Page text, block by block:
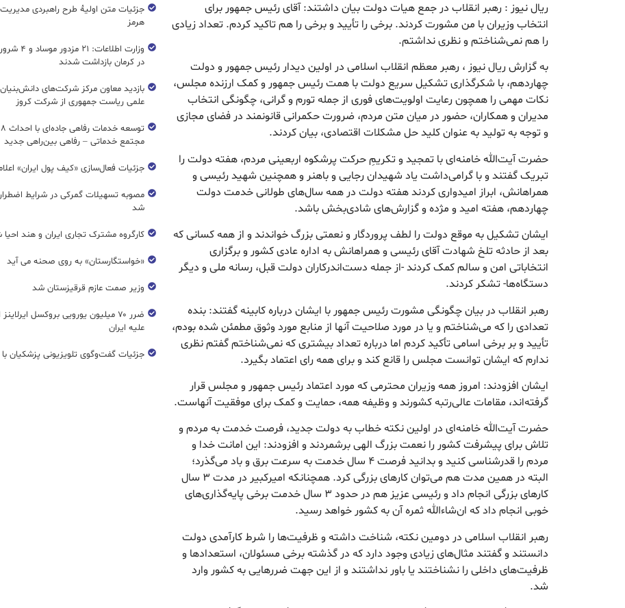
ریال نیوز : رهبر انقلاب در جمع هیات دولت بیان داشتند: آقای رئیس جمهور برای
انتخاب وزیران با من مشورت کردند. برخی را تأیید و برخی را هم تاکید کردم. تعداد زیادی
را هم نمی‌شناختم و نظری نداشتم.
به گزارش ریال نیوز ، رهبر معظم انقلاب اسلامی در اولین دیدار رئیس جمهور و دولت
چهاردهم، با شکرگذاری تشکیل سریع دولت با همت رئیس جمهور و کمک ارزنده مجلس،
نکات مهمی را همچون رعایت اولویت‌های فوری از جمله تورم و گرانی، چگونگی انتخاب
مدیران و همکاران، حضور در میان متن مردم، ضرورت حکمرانی قانونمند در فضای مجازی
و توجه به تولید به عنوان کلید حل مشکلات اقتصادی، بیان کردند.
حضرت آیت‌الله خامنه‌ای با تمجید و تکریمِ حرکت پرشکوه اربعینی مردم، هفته دولت را
تبریک گفتند و با گرامی‌داشت یاد شهیدان رجایی و باهنر و همچنین شهید رئیسی و
همراهانش، ابراز امیدواری کردند هفته دولت در همه سال‌های طولانی خدمت دولت
چهاردهم، هفته امید و مژده و گزارش‌های شادی‌بخش باشد.
ایشان تشکیل به موقع دولت را لطف پروردگار و نعمتی بزرگ خواندند و از همه کسانی که
بعد از حادثه تلخ شهادت آقای رئیسی و همراهانش به اداره عادی کشور و برگزاری
انتخاباتی امن و سالم کمک کردند -از جمله دست‌اندرکاران دولت قبل، رسانه ملی و دیگر
دستگاه‌ها- تشکر کردند.
رهبر انقلاب در بیان چگونگی مشورت رئیس جمهور با ایشان درباره کابینه گفتند: بنده
تعدادی را که می‌شناختم و یا در مورد صلاحیت آنها از منابع مورد وثوق مطمئن شده بودم،
تأیید و بر برخی اسامی تأکید کردم اما درباره تعداد بیشتری که نمی‌شناختم گفتم نظری
ندارم که ایشان توانست مجلس را قانع کند و برای همه رای اعتماد بگیرد.
ایشان افزودند: امروز همه وزیران محترمی که مورد اعتماد رئیس جمهور و مجلس قرار
گرفته‌اند، مقامات عالی‌رتبه کشورند و وظیفه همه، حمایت و کمک برای موفقیت آنهاست.
حضرت آیت‌الله خامنه‌ای در اولین نکته خطاب به دولت جدید، فرصت خدمت به مردم و
تلاش برای پیشرفت کشور را نعمت بزرگ الهی برشمردند و افزودند: این امانت خدا و
مردم را قدرشناسی کنید و بدانید فرصت ۴ سال خدمت به سرعت برق و باد می‌گذرد؛
البته در همین مدت هم می‌توان کارهای بزرگی کرد. همچنانکه امیرکبیر در مدت ۳ سال
کارهای بزرگی انجام داد و رئیسی عزیز هم در حدود ۳ سال خدمت برخی پایه‌گذاری‌های
خوبی انجام داد که ان‌شاءالله ثمره آن به کشور خواهد رسید.
رهبر انقلاب اسلامی در دومین نکته، شناخت داشته و ظرفیت‌ها را شرط کارآمدی دولت
دانستند و گفتند مثال‌های زیادی وجود دارد که در گذشته برخی مسئولان، استعدادها و
ظرفیت‌های داخلی را نشناختند یا باور نداشتند و از این جهت ضررهایی به کشور وارد
شد.
جزئیات متن اولیۀ طرح راهبردی
هرمز
وزارت اطلاعات:
در کرمان بازداشت شدند
بازدید معاون مرکز شرکت‌های
علمی ریاست جمهوری از شرکت کروز
توسعه
مجتمع خدماتی – رفاهی بین‌راهی جدید
جزئیات فعال‌سازی «کیف پول ایران»
مصوبه تسهیلات گمرکی در شرایط
شد
کارگروه مشترک تجاری ایران و هند
«خواستگارستان» به روی صحنه می آید
وزیر صمت عازم قرقیزستان شد
ضرر ۷۰ میلیون یورویی بروکسل
علیه ایران
جزئیات گفت‌وگوی تلویزیونی پزشکیان